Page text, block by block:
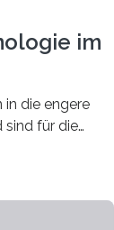
im
die engere
sind für die
ist das